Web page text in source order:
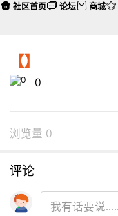
【】
0
浏览量 0
评论
社区首页 论坛 商城